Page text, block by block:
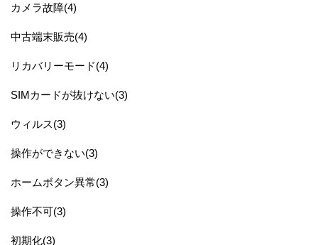
カメラ故障(4)
中古端末販売(4)
リカバリーモード(4)
SIMカードが抜けない(3)
ウィルス(3)
操作ができない(3)
ホームボタン異常(3)
操作不可(3)
初期化(3)